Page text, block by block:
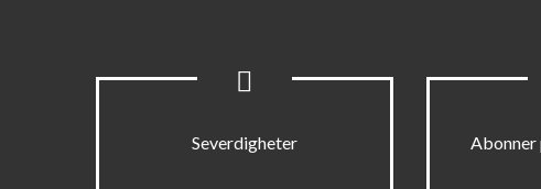
Severdigheter Abonner